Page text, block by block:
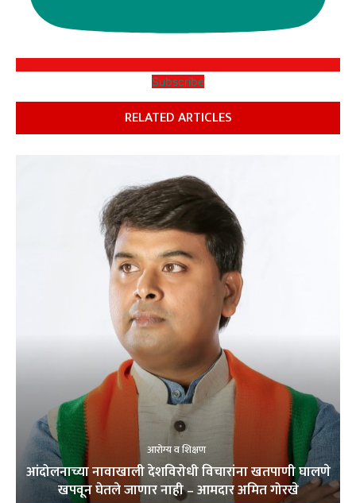
Subscribe
RELATED ARTICLES
आरोग्य व शिक्षण
आंदोलनाच्या नावाखाली देशविरोधी विचारांना खतपाणी घालणे
खपवून घेतले जाणार नाही – आमदार अमित गोरखे